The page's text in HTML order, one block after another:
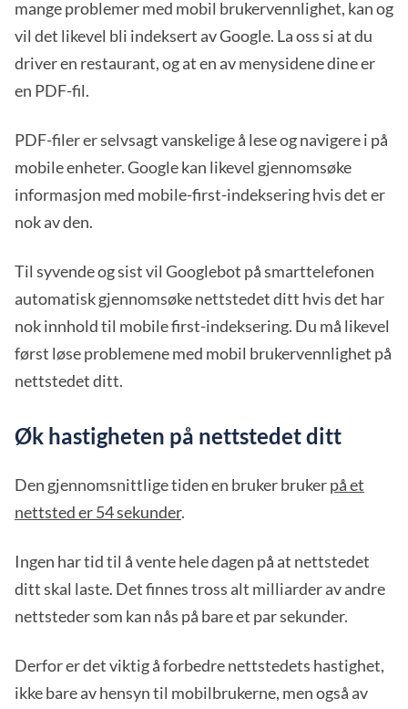
mange problemer med mobil brukervennlighet, kan og
vil det likevel bli indeksert av Google. La oss si at du
driver en restaurant, og at en av menysidene dine er
en PDF-fil.
PDF-filer er selvsagt vanskelige å lese og navigere i på
mobile enheter. Google kan likevel gjennomsøke
informasjon med mobile-first-indeksering hvis det er
nok av den.
Til syvende og sist vil Googlebot på smarttelefonen
automatisk gjennomsøke nettstedet ditt hvis det har
nok innhold til mobile first-indeksering. Du må likevel
først løse problemene med mobil brukervennlighet på
nettstedet ditt.
Øk hastigheten på nettstedet ditt
Den gjennomsnittlige tiden en bruker brukerpå et
nettsted er 54 sekunder.
Ingen har tid til å vente hele dagen på at nettstedet
ditt skal laste. Det finnes tross alt milliarder av andre
nettsteder som kan nås på bare et par sekunder.
Derfor er det viktig å forbedre nettstedets hastighet,
ikke bare av hensyn til mobilbrukerne, men også av